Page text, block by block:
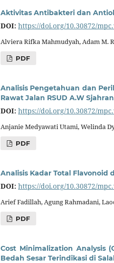
Aktivitas Antibakteri dan
DOI: https://doi.org/10.30872/
Alviera Rifka Mahmudyah, Adam M.
PDF
Analisis Pengetahuan dan
Rawat Jalan RSUD A.W
DOI: https://doi.org/10.30872/
Anjanie Medyawati Utami, Welinda
PDF
Analisis Kadar Total Flavonoid
DOI: https://doi.org/10.30872/
Arief Fadillah, Agung Rahmadani,
PDF
Cost Minimalization Analysis
Bedah Sesar Terindikasi di